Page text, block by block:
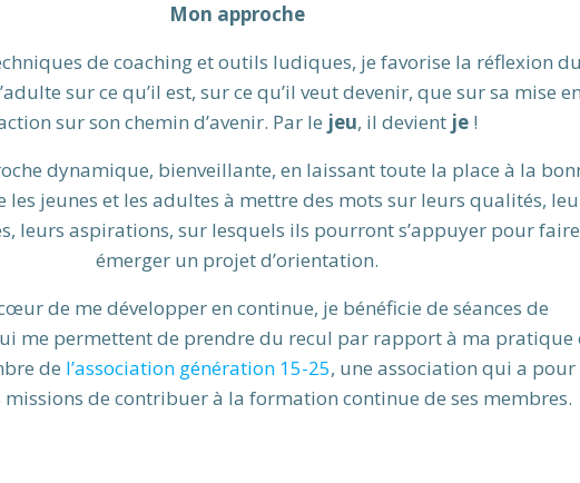
Mon approche
de coaching et outils ludiques, je favorise la réflexion du
sur ce qu’il est, sur ce qu’il veut devenir, que sur sa mise en
sur son chemin d’avenir. Par le jeu, il devient je !
dynamique, bienveillante, en laissant toute la place à la
les jeunes et les adultes à mettre des mots sur leurs qualités,
leurs aspirations, sur lesquels ils pourront s’appuyer pour faire
émerger un projet d’orientation.
de me développer en continue, je bénéficie de séances de
me permettent de prendre du recul par rapport à ma pratique
de l’association génération 15-25, une association qui a pour
de contribuer à la formation continue de ses membres.